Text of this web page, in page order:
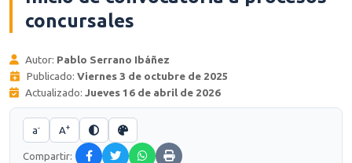
concursales
Autor: Pablo Serrano Ibáñez
Publicado: Viernes 3 de octubre de 2025
Actualizado: Jueves 16 de abril de 2026
a- A+
Compartir: